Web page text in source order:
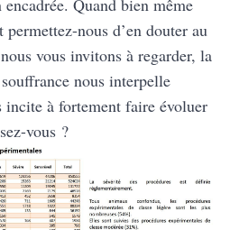
nous d’en douter au
vous invitons à regarder, la
nous interpelle
incite à fortement faire évoluer
vous ?